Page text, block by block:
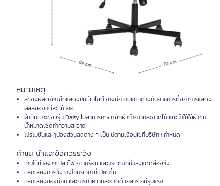
หมายเหตุ
สีของผลิตภัณฑ์ที่แสดงบนเว็บไซต์ อาจมีความแตกต่างกันจากการตั้งค่าการแสดง
ผลสีของแต่ละหน้าจอ
ผ้าหุ้มเบาะของรุ่น Daisy ไม่สามารถถอดซักผ้าทำความสะอาดได้ แนะนำให้ใช้ผ้าชุบ
น้ำหมาดเช็ดทำความสะอาด
โปรโมชันและคูปองส่วนลดต่าง ๆ เป็นไปตามเงื่อนไขที่บริษัทฯ กำหนด
คำแนะนำและข้อควรระวัง
เก็บให้ห่างจากเปลวไฟ ความร้อน และบริเวณที่มีแสงแดดส่องถึง
หลีกเลี่ยงการตั้งวางในบริเวณที่เปียกชื้น
หลีกเลี่ยงของมีคม และการทำความสะอาดด้วยสารเคมีรุนแรง